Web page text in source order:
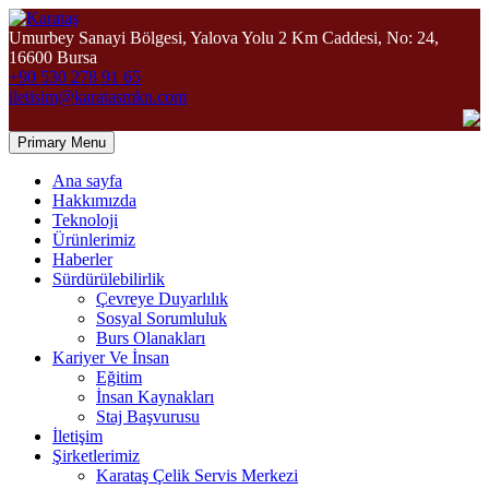
Umurbey Sanayi Bölgesi, Yalova Yolu 2 Km Caddesi, No: 24,
16600 Bursa
+90 530 278 91 65
iletisim@karatasmkn.com
Primary Menu
Ana sayfa
Hakkımızda
Teknoloji
Ürünlerimiz
Haberler
Sürdürülebilirlik
Çevreye Duyarlılık
Sosyal Sorumluluk
Burs Olanakları
Kariyer Ve İnsan
Eğitim
İnsan Kaynakları
Staj Başvurusu
İletişim
Şirketlerimiz
Karataş Çelik Servis Merkezi